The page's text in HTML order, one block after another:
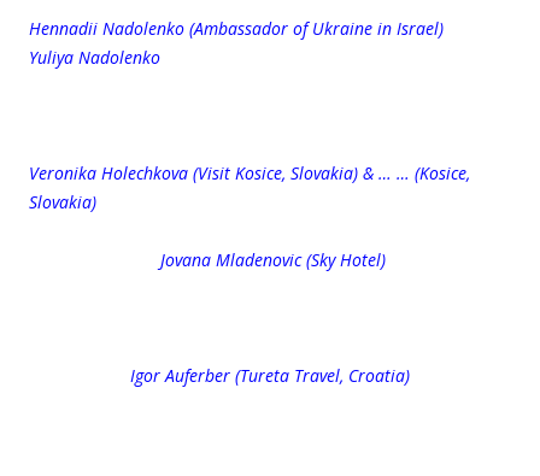
Hennadii Nadolenko (Ambassador of Ukraine in Israel)
Yuliya Nadolenko
Veronika Holechkova (Visit Kosice, Slovakia) & … … (Kosice,
Slovakia)
Jovana Mladenovic (Sky Hotel)
Igor Auferber (Tureta Travel, Croatia)